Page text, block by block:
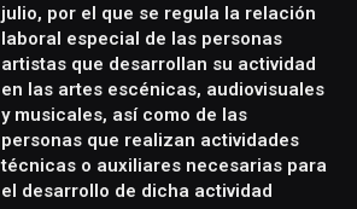
julio, por el que se regula la relación
laboral especial de las personas
artistas que desarrollan su actividad
en las artes escénicas, audiovisuales
y musicales, así como de las
personas que realizan actividades
técnicas o auxiliares necesarias para
el desarrollo de dicha actividad